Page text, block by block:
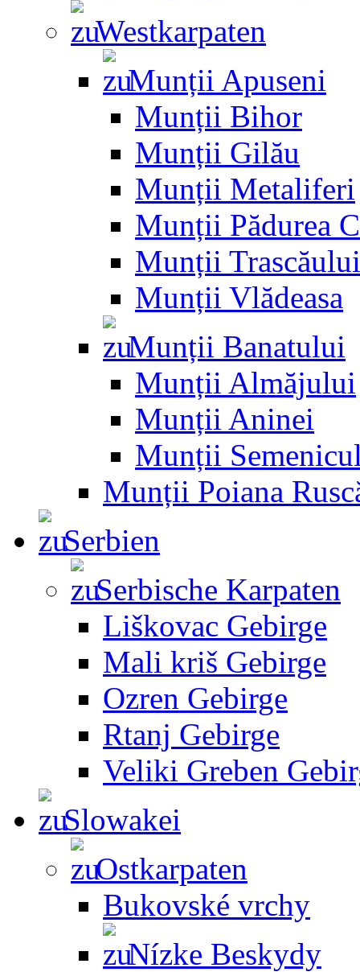
Westkarpaten
Munții Apuseni
Munții Bihor
Munții Gilău
Munții Metaliferi
Munții Pădurea
Munții Trascăului
Munții Vlădeasa
Munții Banatului
Munții Almăjului
Munții Aninei
Munții
Munții Poiana
Serbien
Serbische Karpaten
Liškovac Gebirge
Mali kriš Gebirge
Ozren Gebirge
Rtanj Gebirge
Veliki Greben
Slowakei
Ostkarpaten
Bukovské vrchy
Nízke Beskydy